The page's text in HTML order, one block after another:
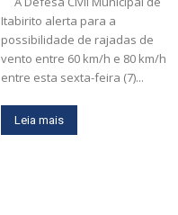
Itabirito alerta para a
possibilidade de rajadas de
vento entre 60 km/h e 80 km/h
entre esta sexta-feira (7)...
Leia mais